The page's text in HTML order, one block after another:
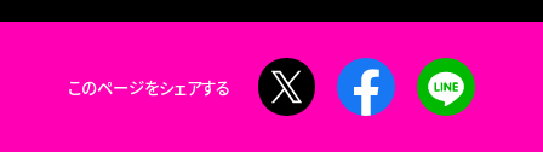
このページをシェアする
Facebook